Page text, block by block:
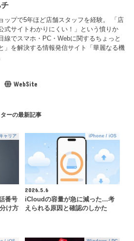
ップで5年ほど店舗スタッフを経験。 「店
式サイトわかりにくい！」という憤りか
線でスマホ・PC・Webに関するちょっと
」を解決する情報発信サイト「華麗なる機
WebSite
ーの最新記事
ャリア
番号
け方
iPhone / iOS
2026.5.6
iCloudの容量が急に減った…考
えられる原因と確認のしかた